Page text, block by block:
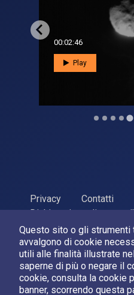
Questo sito o gli
avvalgono di cookie
utili alle finalità illustrate
saperne di più o negare il
cookie, consulta la cookie
banner, scorrendo questa
00:02:46
Play
Privacy
Contatti
Dichiarazione di
ASI Agenzia Spaziale Italiana,
Sviluppato daLPM
Seguici su: